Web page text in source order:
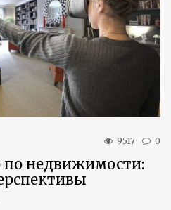
9517 0
недвижимости: